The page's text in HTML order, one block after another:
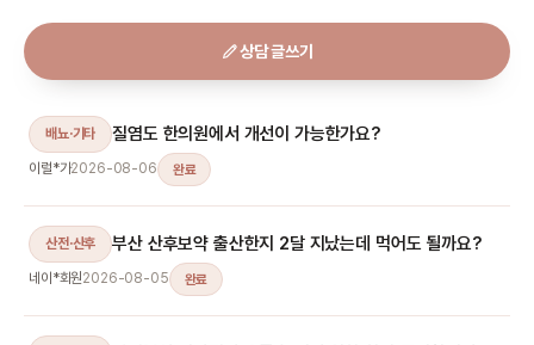
상담 글쓰기
배뇨·기타 질염도 한의원에서 개선이 가능한가요?
이럴*가2026-08-06 완료
산전·산후 부산 산후보약 출산한지 2달 지났는데 먹어도 될까요?
네이*회원2026-08-05 완료